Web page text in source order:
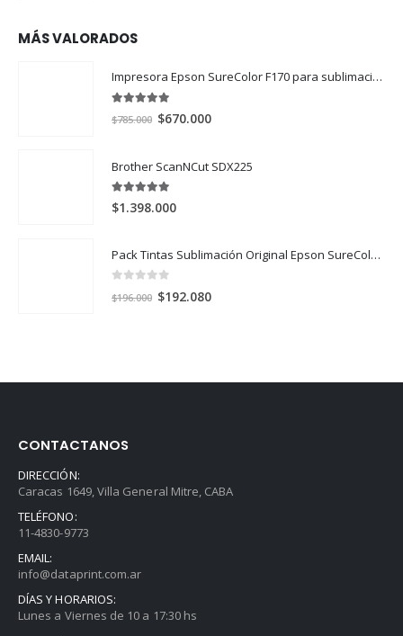
MÁS VALORADOS
Impresora Epson SureColor F170 para sublimación
out of 5
$785.000 El
era:
$785.000.
$670.000El
es:
Brother ScanNCut SDX225
5.00out of 5
$1.398.000
Pack Tintas Sublimación Original Epson SureColor F170 y F570 X 4 Colores
out of 5
$196.000 El
$192.080El
CONTACTANOS
DIRECCIÓN:
Caracas 1649, Villa General Mitre, CABA
TELÉFONO:
11-4830-9773
EMAIL:
info@dataprint.com.ar
DÍAS Y HORARIOS:
Lunes a Viernes de 10 a 17:30 hs